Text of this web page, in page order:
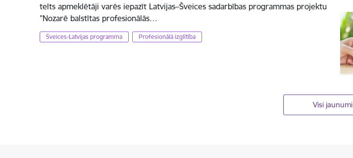
telts apmeklētāji varēs iepazīt Latvijas–Šveices sadarbības programmas projektu
"Nozarē balstītas profesionālās…
Šveices-Latvijas programma Profesionālā izglītība
Visi jaunumi